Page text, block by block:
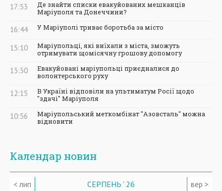
17:53
Де знайти списки евакуйованих мешканців
Маріуполя та Донеччини?
16:44 У Маріуполі триває боротьба за місто
15:10
Маріупольці, які виїхали з міста, зможуть
отримувати щомісячну грошову допомогу
13:30
Евакуйовані маріупольці приєдналися до
волонтерського руху
12:15
В Україні відповіли на ультиматум Росії щодо
"здачі" Маріуполя
10:56
Маріупольський меткомбінат "Азовсталь" можна
відновити
Календар новин
< лип СЕРПЕНЬ ' 26 вер >